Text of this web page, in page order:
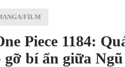
FILM
Piece 1184:
gỡ bí ẩn giữa